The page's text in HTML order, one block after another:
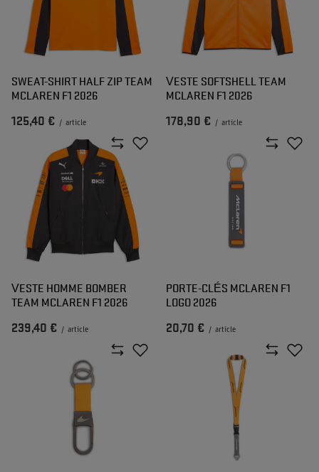
SWEAT-SHIRT HALF ZIP TEAM
MCLAREN F1 2026
125,40 € / article
VESTE SOFTSHELL TEAM
MCLAREN F1 2026
178,90 € / article
VESTE HOMME BOMBER
TEAM MCLAREN F1 2026
239,40 € / article
PORTE-CLÉS MCLAREN F1
LOGO 2026
20,70 € / article